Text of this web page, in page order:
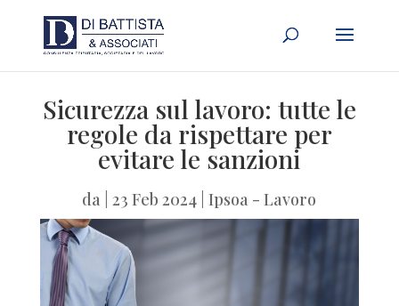
Sicurezza sul lavoro: tutte le
regole da rispettare per
evitare le sanzioni
da |23 Feb 2024 |Ipsoa - Lavoro